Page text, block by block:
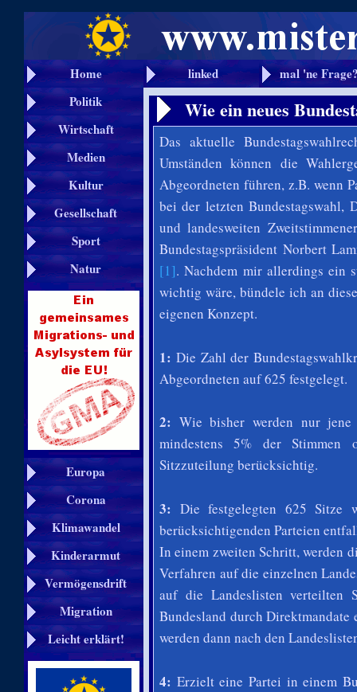
Home linked
mal 'ne
Politik
Wirtschaft
Medien
Kultur
Gesellschaft
Sport
Natur
Europa
Corona
Klimawandel
Kinderarmut
Vermögensdrift
Migration
Leicht erklärt!
Wie ein neues
Das aktuelle
Umständen können die
Abgeordneten führen, z.B. wenn
bei der letzten Bundestagswahl,
und landesweiten
Bundestagspräsident Norbert
[1]. Nachdem mir allerdings ein
wichtig wäre, bündele ich an
eigenen Konzept.
1: Die Zahl der
Abgeordneten auf 625 festgelegt.
2: Wie bisher werden nur jene
mindestens 5% der
Sitzzuteilung berücksichtig.
3: Die festgelegten 625 Sitze
berücksichtigenden Parteien
In einem zweiten Schritt, werden
Verfahren auf die einzelnen
auf die Landeslisten verteilten
Bundesland durch Direktmandate
werden dann nach den
4: Erzielt eine Partei in einem